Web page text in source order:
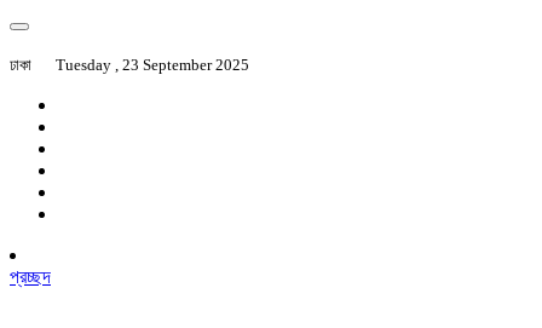
ঢাকা Tuesday , 23 September 2025
প্রচ্ছদ